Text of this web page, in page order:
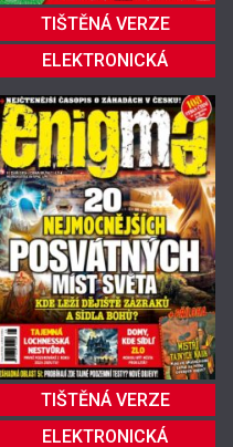
TIŠTĚNÁ VERZE
ELEKTRONICKÁ
TIŠTĚNÁ VERZE
ELEKTRONICKÁ